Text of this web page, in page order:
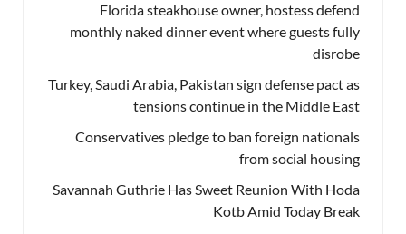
Florida steakhouse owner, hostess defend
monthly naked dinner event where guests fully
disrobe
Turkey, Saudi Arabia, Pakistan sign defense pact as
tensions continue in the Middle East
Conservatives pledge to ban foreign nationals
from social housing
Savannah Guthrie Has Sweet Reunion With Hoda
Kotb Amid Today Break